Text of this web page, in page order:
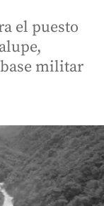
el puesto
militar